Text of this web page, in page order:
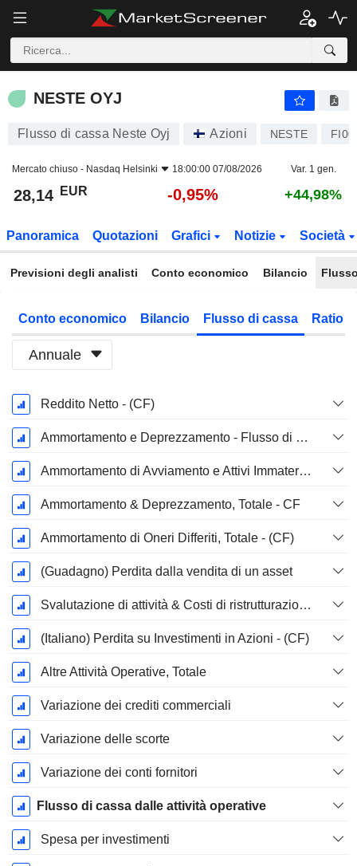
NESTE OYJ
NESTE OYJ
Flusso di cassa Neste Oyj Azioni NESTE
Mercato chiuso - Nasdaq Helsinki 18:00:00 07/08/2026 Var. 1 gen.
28,14 EUR -0,95% +44,98%
Panoramica Quotazioni Grafici Notizie Società
Previsioni degli analisti Conto economico Bilancio
Conto economico Bilancio Flusso di cassa Ratio
Annuale
Periodo
Fiscale:
Dicembre
Reddito Netto - (CF)
Ammortamento e Deprezzamento - Flusso di Cassa
Ammortamento di Avviamento e Attivi Immateriale - (CF) - (Specifico del Modello)
Ammortamento & Deprezzamento, Totale - CF
Ammortamento di Oneri Differiti, Totale - (CF)
(Guadagno) Perdita dalla vendita di un asset
Svalutazione di attività & Costi di ristrutturazione
(Italiano) Perdita su Investimenti in Azioni - (CF)
Altre Attività Operative, Totale
Variazione dei crediti commerciali
Variazione delle scorte
Variazione dei conti fornitori
Flusso di cassa dalle attività operative
Spesa per investimenti